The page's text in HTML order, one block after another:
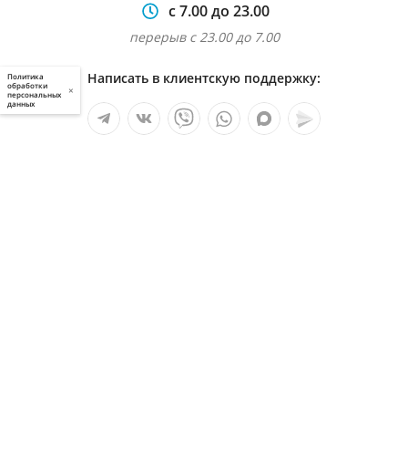
с 7.00 до 23.00
перерыв с 23.00 до 7.00
Написать в клиентскую поддержку:
Политика
обработки
персональных
данных
×